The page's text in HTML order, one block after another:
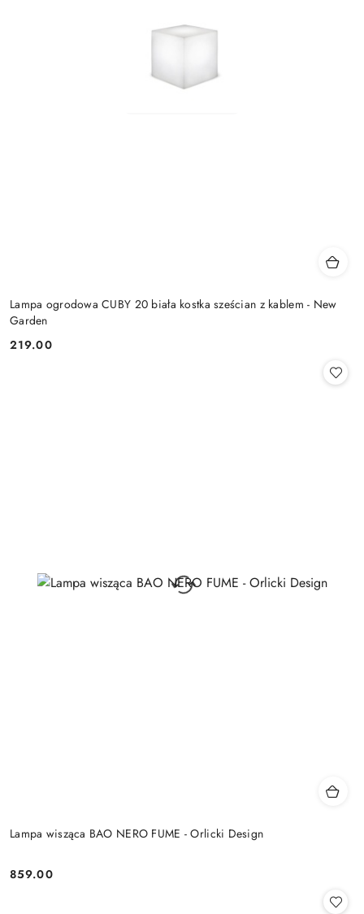
Lampa ogrodowa CUBY 20 biała kostka sześcian z kablem - New
Garden
Cena:
219.00
Lampa wisząca BAO NERO FUME - Orlicki Design
Cena:
859.00